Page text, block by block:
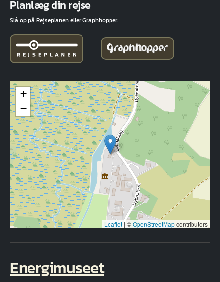
Planlæg din rejse
Slå op på Rejseplanen eller Graphhopper.
+
−
Leaflet | ©OpenStreetMapcontributors
Energimuseet